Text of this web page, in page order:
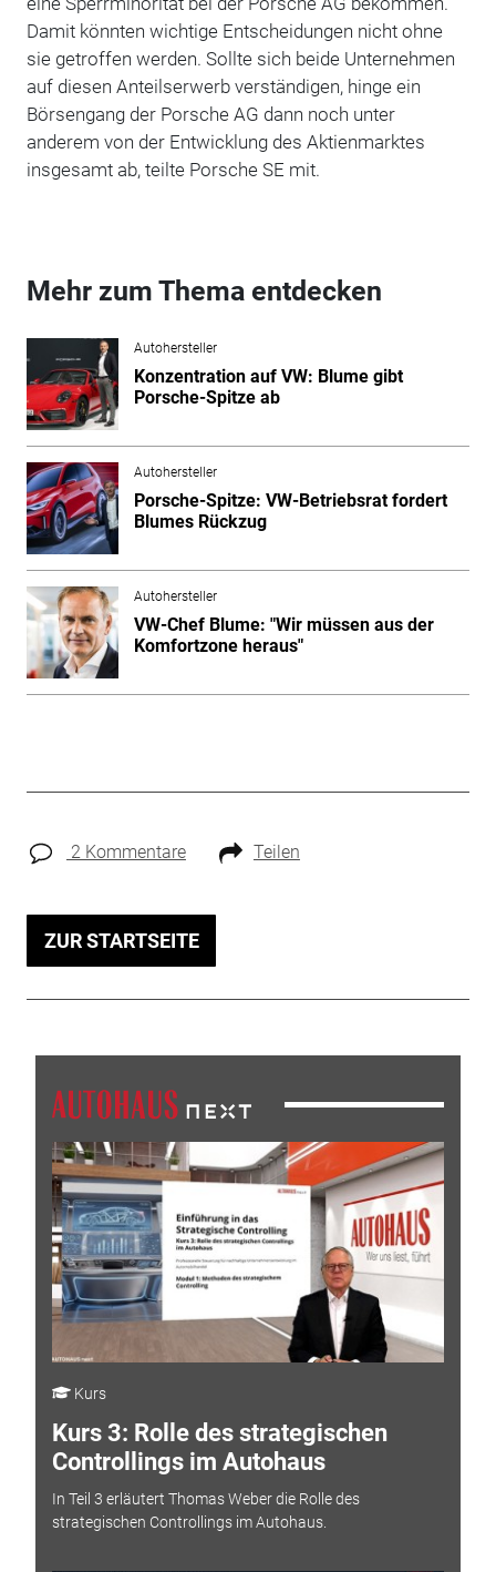
Damit könnten wichtige Entscheidungen nicht ohne
sie getroffen werden. Sollte sich beide Unternehmen
auf diesen Anteilserwerb verständigen, hinge ein
Börsengang der Porsche AG dann noch unter
anderem von der Entwicklung des Aktienmarktes
insgesamt ab, teilte Porsche SE mit.
Mehr zum Thema entdecken
Autohersteller
Konzentration auf VW: Blume gibt
Porsche-Spitze ab
Autohersteller
Porsche-Spitze: VW-Betriebsrat fordert
Blumes Rückzug
Autohersteller
VW-Chef Blume: "Wir müssen aus der
Komfortzone heraus"
2 Kommentare Teilen
ZUR STARTSEITE
Kurs
Kurs 3: Rolle des strategischen
Controllings im Autohaus
In Teil 3 erläutert Thomas Weber die Rolle des
strategischen Controllings im Autohaus.